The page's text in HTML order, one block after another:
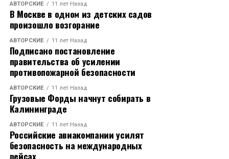
АВТОРСКИЕ 11 лет Назад
В Москве в одном из детских садов
произошло возгорание
АВТОРСКИЕ 11 лет Назад
Подписано постановление
правительства об усилении
противопожарной безопасности
АВТОРСКИЕ 11 лет Назад
Грузовые Форды начнут собирать в
Калининграде
АВТОРСКИЕ 11 лет Назад
Российские авиакомпании усилят
безопасность на международных
рейсах